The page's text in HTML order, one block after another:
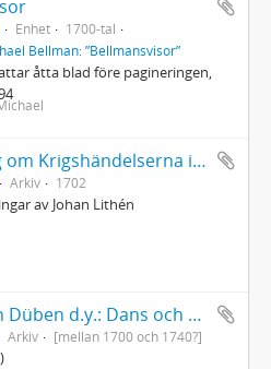
Enhet
1700-tal
Bellman: ”Bellmansvisor”
åtta blad före pagineringen,
Anteckning om Krigshändelserna i Kurland uti Kon. Karl XIIs tid, under GeneralMajoren C.M. Stuart, af Er. Dahlberg
Arkiv 1702
av Johan Lithén
Anders von Düben d.y.: Dans och sångmelodier samt marscher etc., dels i gammal tabulatur, dels i fem-linjesystemets notskrift
Arkiv [mellan 1700 och 1740?]